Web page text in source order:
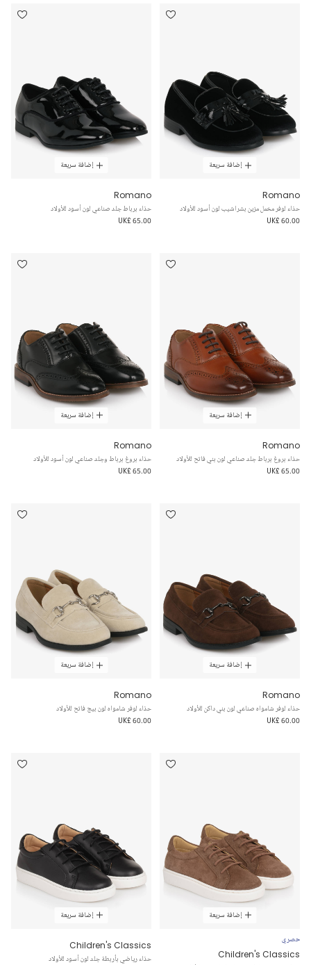
إضافة سريعة
Romano
حذاء لوفر مخمل مزين بشراشيب لون أسود للأولاد
UK£ 60.00
إضافة سريعة
Romano
حذاء برباط جلد صناعي لون أسود للأولاد
UK£ 65.00
إضافة سريعة
Romano
حذاء بروغ برباط جلد صناعي لون بني فاتح للأولاد
UK£ 65.00
إضافة سريعة
Romano
حذاء بروغ برباط وجلد صناعي لون أسود للأولاد
UK£ 65.00
إضافة سريعة
Romano
حذاء لوفر شامواه صناعي لون بني داكن للأولاد
UK£ 60.00
إضافة سريعة
Romano
حذاء لوفر شامواه لون بيج فاتح للأولاد
UK£ 60.00
إضافة سريعة
حصري
Children's Classics
إضافة سريعة
Children's Classics
حذاء رياضي بأربطة جلد لون أسود للأولاد